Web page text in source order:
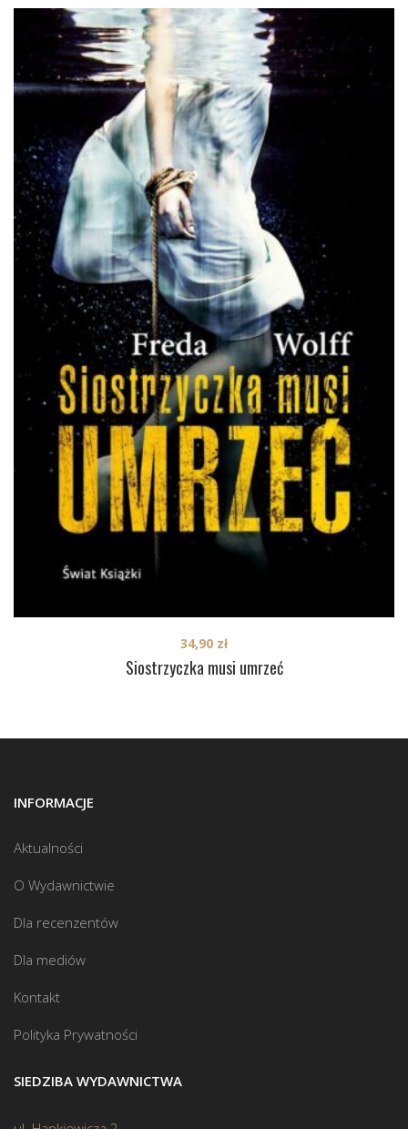
Siostrzyczka musi umrzeć
34,90 zł
INFORMACJE
Aktualności
O Wydawnictwie
Dla recenzentów
Dla mediów
Kontakt
Polityka Prywatności
SIEDZIBA WYDAWNICTWA